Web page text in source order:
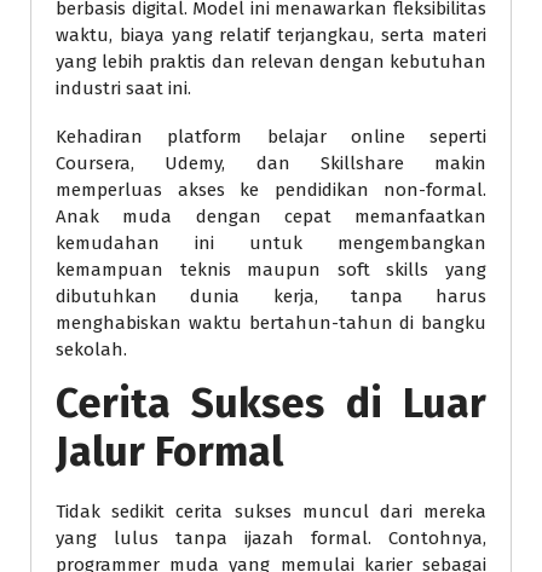
berbasis digital. Model ini menawarkan fleksibilitas
waktu, biaya yang relatif terjangkau, serta materi
yang lebih praktis dan relevan dengan kebutuhan
industri saat ini.
Kehadiran platform belajar online seperti
Coursera, Udemy, dan Skillshare makin
memperluas akses ke pendidikan non-formal.
Anak muda dengan cepat memanfaatkan
kemudahan ini untuk mengembangkan
kemampuan teknis maupun soft skills yang
dibutuhkan dunia kerja, tanpa harus
menghabiskan waktu bertahun-tahun di bangku
sekolah.
Cerita Sukses di Luar
Jalur Formal
Tidak sedikit cerita sukses muncul dari mereka
yang lulus tanpa ijazah formal. Contohnya,
programmer muda yang memulai karier sebagai